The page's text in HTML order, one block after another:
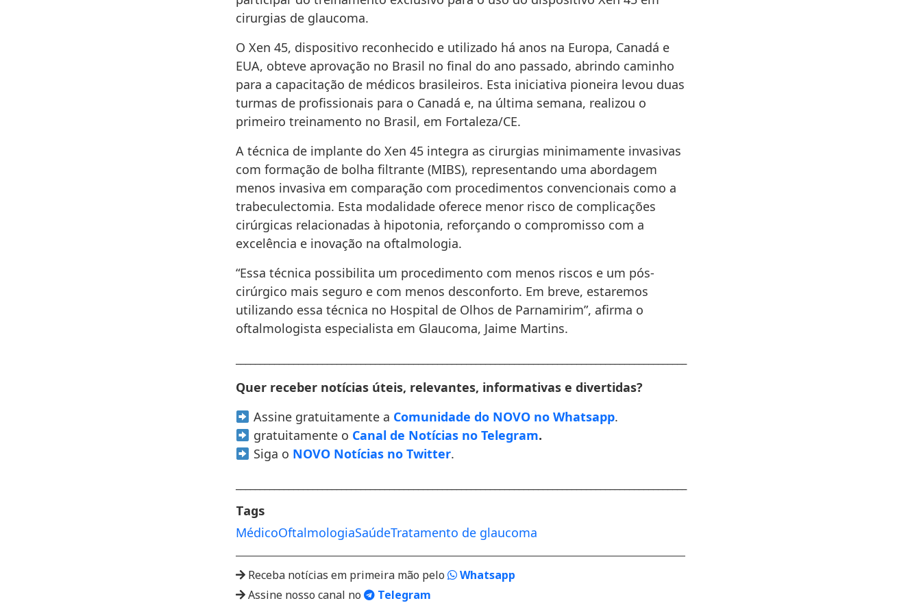
cirurgias de glaucoma.
O Xen 45, dispositivo reconhecido e utilizado há anos na Europa, Canadá e
EUA, obteve aprovação no Brasil no final do ano passado, abrindo caminho
para a capacitação de médicos brasileiros. Esta iniciativa pioneira levou duas
turmas de profissionais para o Canadá e, na última semana, realizou o
primeiro treinamento no Brasil, em Fortaleza/CE.
A técnica de implante do Xen 45 integra as cirurgias minimamente invasivas
com formação de bolha filtrante (MIBS), representando uma abordagem
menos invasiva em comparação com procedimentos convencionais como a
trabeculectomia. Esta modalidade oferece menor risco de complicações
cirúrgicas relacionadas à hipotonia, reforçando o compromisso com a
excelência e inovação na oftalmologia.
“Essa técnica possibilita um procedimento com menos riscos e um pós-
cirúrgico mais seguro e com menos desconforto. Em breve, estaremos
utilizando essa técnica no Hospital de Olhos de Parnamirim”, afirma o
oftalmologista especialista em Glaucoma, Jaime Martins.
Quer receber notícias úteis, relevantes, informativas e divertidas?
Assine gratuitamente a Comunidade do NOVO no Whatsapp.
gratuitamente o Canal de Notícias no Telegram.
Siga o NOVO Notícias no Twitter.
Tags
MédicoOftalmologiaSaúdeTratamento de glaucoma
Receba notícias em primeira mão pelo
Whatsapp
Assine nosso canal no
Telegram